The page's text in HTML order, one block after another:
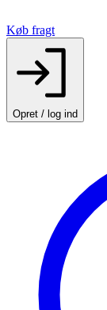
Køb fragt
Opret / log ind